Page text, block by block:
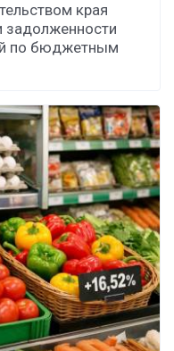
края
задолженности
по бюджетным